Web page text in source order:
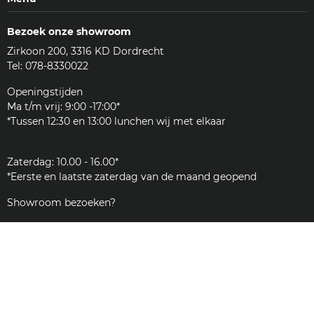
Veelgestelde vragen (FAQ)
Reviews
Woordenlijst
Koffie & meer
Accessoires
Reinigingsmiddelen
Onderdelen
JURA
Klantenservice
Bezoek onze showroom
Zirkoon 200, 3316 KD Dordrecht
Tel: 078-8330022
Openingstijden
Ma t/m vrij: 9:00 -17:00*
*Tussen 12:30 en 13:00 lunchen wij met elkaar
Zaterdag: 10.00 - 16.00*
*Eerste en laatste zaterdag van de maand geopend
Showroom bezoeken?